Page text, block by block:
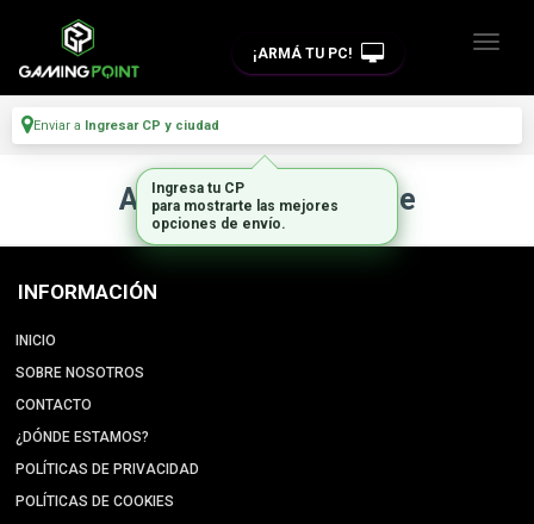
¡ARMÁ TU PC!
Enviar a Ingresar CP y ciudad
Artículo no disponible
INFORMACIÓN
INICIO
SOBRE NOSOTROS
CONTACTO
¿DÓNDE ESTAMOS?
POLÍTICAS DE PRIVACIDAD
POLÍTICAS DE COOKIES
Ingresa tu CP
para mostrarte las mejores
opciones de envío.